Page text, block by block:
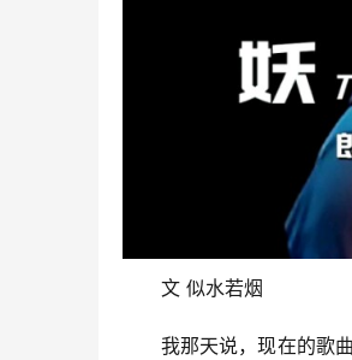
文 似水若烟
我那天说，现在的歌